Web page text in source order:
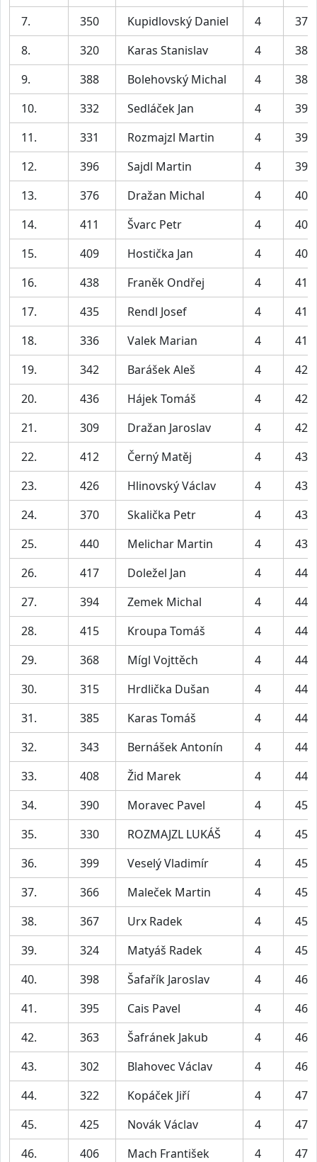
7. 350 Kupidlovský Daniel 4
8.
320 Karas Stanislav 4
9.
388 Bolehovský Michal 4
10.
332 Sedláček Jan 4
11.
331 Rozmajzl Martin 4
12.
396 Sajdl Martin 4
13.
376 Dražan Michal 4
14.
411 Švarc Petr 4
15.
409 Hostička Jan 4
16.
438 Franěk Ondřej 4
17.
435 Rendl Josef 4
18.
336 Valek Marian 4
19.
342 Barášek Aleš 4
20.
436 Hájek Tomáš 4
21.
309 Dražan Jaroslav 4
22.
412 Černý Matěj 4
23.
426 Hlinovský Václav 4
24.
370 Skalička Petr 4
25.
440 Melichar Martin 4
26.
417 Doležel Jan 4
27.
394 Zemek Michal 4
28.
415 Kroupa Tomáš 4
29.
368 Mígl Vojttěch 4
30.
315 Hrdlička Dušan 4
31.
385 Karas Tomáš 4
32.
343 Bernášek Antonín 4
33.
408 Žid Marek 4
34.
390 Moravec Pavel 4
35.
330 ROZMAJZL LUKÁŠ 4
36.
399 Veselý Vladimír 4
37.
366 Maleček Martin 4
38.
367 Urx Radek 4
39.
324 Matyáš Radek 4
40.
398 Šafařík Jaroslav 4
41.
395 Cais Pavel 4
42.
363 Šafránek Jakub 4
43.
302 Blahovec Václav 4
44.
322 Kopáček Jiří 4
45.
425 Novák Václav 4
46.
406 Mach František 4